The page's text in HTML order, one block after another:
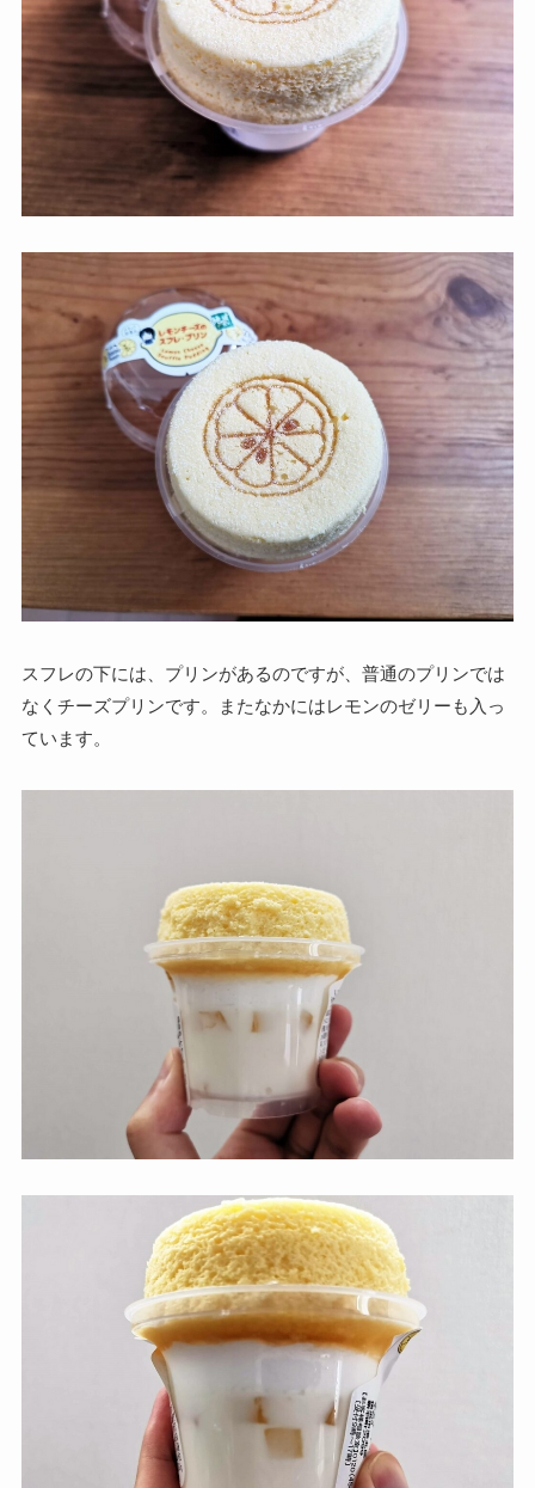
スフレの下には、プリンがあるのですが、普通のプリンでは
なくチーズプリンです。またなかにはレモンのゼリーも入っ
ています。